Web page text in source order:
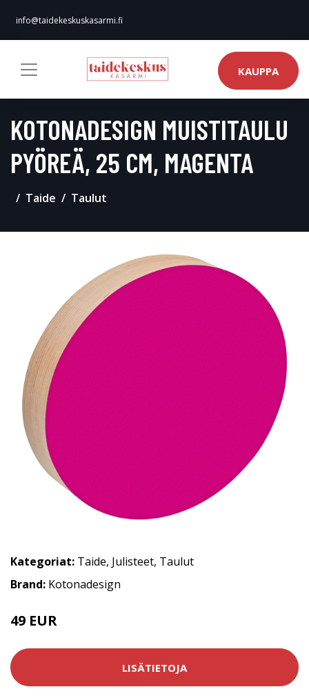
info@taidekeskuskasarmi.fi
KAUPPA
KOTONADESIGN MUISTITAULU
PYÖREÄ, 25 CM, MAGENTA
Taide Taulut
Kategoriat: Taide, Julisteet, Taulut
Brand: Kotonadesign
49 EUR
LISÄTIETOJA